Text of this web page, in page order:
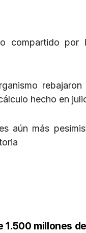
compartido por
rebajaron
hecho en
aún más
1.500 millones de